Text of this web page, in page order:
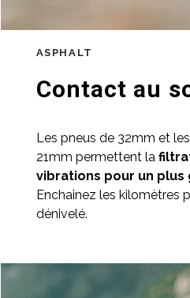
ASPHALT
Contact au
Les pneus de 32mm et
21mm permettent la
vibrations pour un
Enchainez les kilomètres
dénivelé.